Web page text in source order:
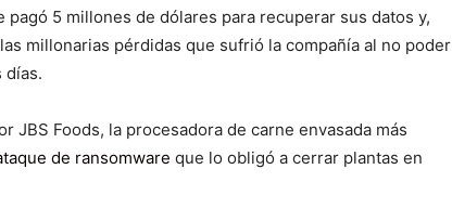
5 millones de dólares para recuperar sus datos y,
millonarias pérdidas que sufrió la compañía al no poder
días.
JBS Foods, la procesadora de carne envasada más
de ransomware que lo obligó a cerrar plantas en